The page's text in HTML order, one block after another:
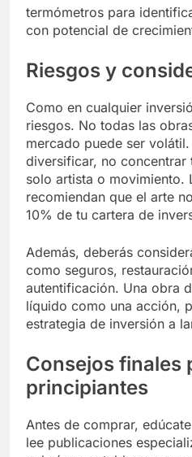
termómetros para
con potencial de
Riesgos y
Como en cualquier
riesgos. No todas las
mercado puede ser
diversificar, no concentrar
solo artista o movimiento.
recomiendan que el arte
10% de tu cartera de
Además, deberás
como seguros,
autentificación. Una obra
líquido como una acción,
estrategia de inversión a
Consejos finales
principiantes
Antes de comprar,
lee publicaciones